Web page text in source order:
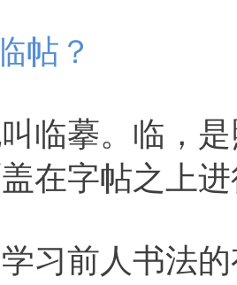
帖？
临摹。临，
在字帖之上
习前人书法